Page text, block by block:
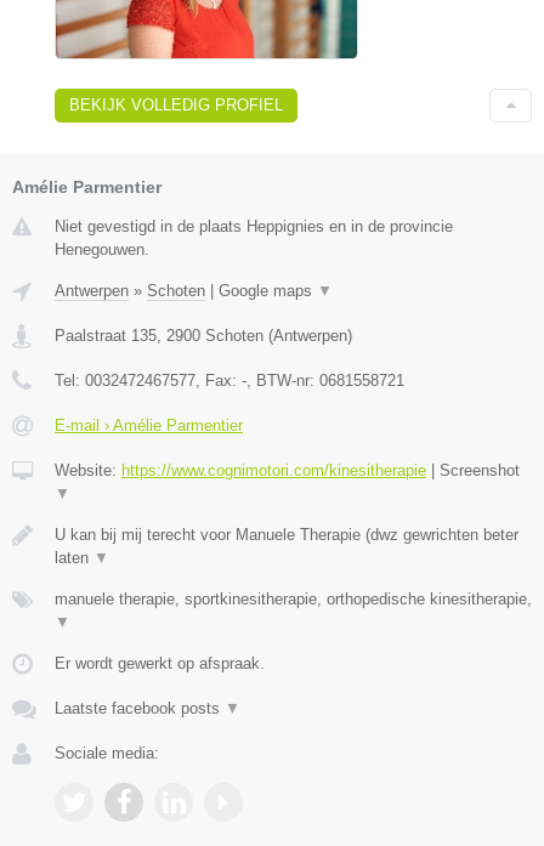
BEKIJK VOLLEDIG PROFIEL
Amélie Parmentier
Niet gevestigd in de plaats Heppignies en in de provincie
Henegouwen.
Antwerpen » Schoten | Google maps ▼
Paalstraat 135 2900 Schoten (Antwerpen)
Tel: 0032472467577 , Fax: - , BTW-nr: 0681558721
E-mail › Amélie Parmentier
Website: https://www.cognimotori.com/kinesitherapie | Screenshot
▼
U kan bij mij terecht voor Manuele Therapie (dwz gewrichten beter
laten ▼
manuele therapie, sportkinesitherapie, orthopedische kinesitherapie,
▼
Er wordt gewerkt op afspraak.
Laatste facebook posts ▼
Sociale media: